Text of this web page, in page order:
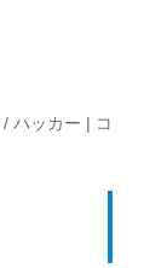
ハッカー | コ